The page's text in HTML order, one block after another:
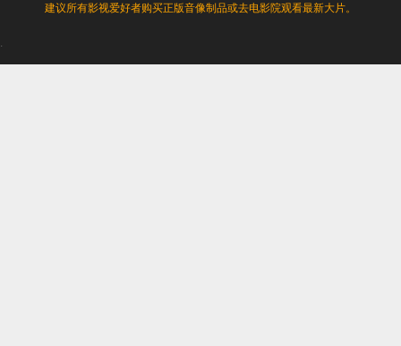
建议所有影视爱好者购买正版音像制品或去电影院观看最新大片。